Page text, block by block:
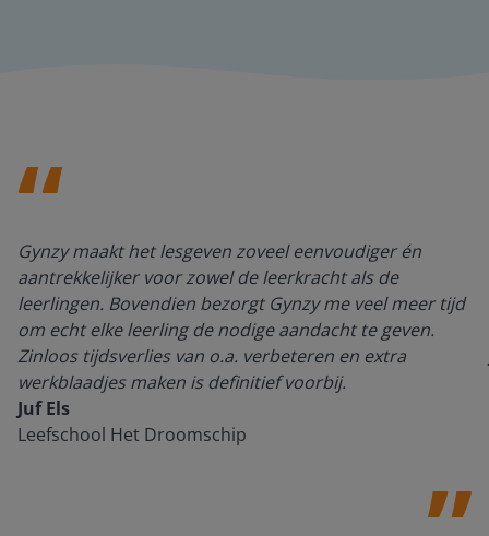
Gynzy maakt het lesgeven zoveel eenvoudiger én
aantrekkelijker voor zowel de leerkracht als de
leerlingen. Bovendien bezorgt Gynzy me veel meer tijd
om echt elke leerling de nodige aandacht te geven.
Zinloos tijdsverlies van o.a. verbeteren en extra
werkblaadjes maken is definitief voorbij.
Juf Els
Leefschool Het Droomschip